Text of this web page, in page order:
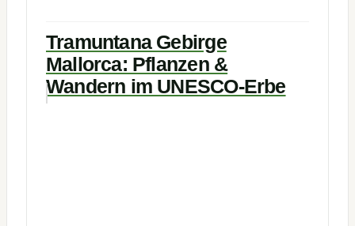
Tramuntana Gebirge
Mallorca: Pflanzen &
Wandern im UNESCO-Erbe